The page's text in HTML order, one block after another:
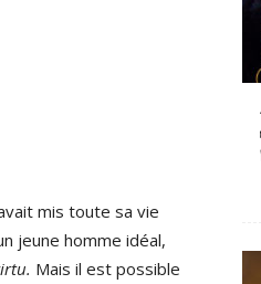
mis toute sa vie
jeune homme idéal,
Mais il est possible